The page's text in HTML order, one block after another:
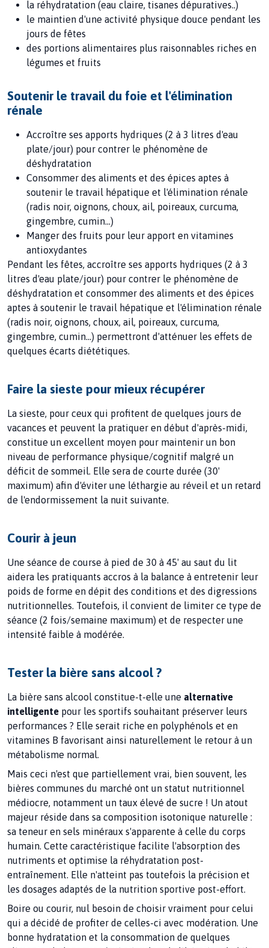
la réhydratation (eau claire, tisanes dépuratives..)
le maintien d'une activité physique douce pendant les
jours de fêtes
des portions alimentaires plus raisonnables riches en
légumes et fruits
Soutenir le travail du foie et l'élimination
rénale
Accroître ses apports hydriques (2 à 3 litres d'eau
plate/jour) pour contrer le phénomène de
déshydratation
Consommer des aliments et des épices aptes à
soutenir le travail hépatique et l'élimination rénale
(radis noir, oignons, choux, ail, poireaux, curcuma,
gingembre, cumin...)
Manger des fruits pour leur apport en vitamines
antioxydantes
Pendant les fêtes, accroître ses apports hydriques (2 à 3
litres d'eau plate/jour) pour contrer le phénomène de
déshydratation et consommer des aliments et des épices
aptes à soutenir le travail hépatique et l'élimination rénale
(radis noir, oignons, choux, ail, poireaux, curcuma,
gingembre, cumin...) permettront d'atténuer les effets de
quelques écarts diététiques.
Faire la sieste pour mieux récupérer
La sieste, pour ceux qui profitent de quelques jours de
vacances et peuvent la pratiquer en début d'après-midi,
constitue un excellent moyen pour maintenir un bon
niveau de performance physique/cognitif malgré un
déficit de sommeil. Elle sera de courte durée (30'
maximum) afin d'éviter une léthargie au réveil et un retard
de l'endormissement la nuit suivante.
Courir à jeun
Une séance de course à pied de 30 à 45' au saut du lit
aidera les pratiquants accros à la balance à entretenir leur
poids de forme en dépit des conditions et des digressions
nutritionnelles. Toutefois, il convient de limiter ce type de
séance (2 fois/semaine maximum) et de respecter une
intensité faible à modérée.
Tester la bière sans alcool ?
La bière sans alcool constitue-t-elle une alternative
intelligente pour les sportifs souhaitant préserver leurs
performances ? Elle serait riche en polyphénols et en
vitamines B favorisant ainsi naturellement le retour à un
métabolisme normal.
Mais ceci n'est que partiellement vrai, bien souvent, les
bières communes du marché ont un statut nutritionnel
médiocre, notamment un taux élevé de sucre ! Un atout
majeur réside dans sa composition isotonique naturelle :
sa teneur en sels minéraux s'apparente à celle du corps
humain. Cette caractéristique facilite l'absorption des
nutriments et optimise la réhydratation post-
entraînement. Elle n'atteint pas toutefois la précision et
les dosages adaptés de la nutrition sportive post-effort.
Boire ou courir, nul besoin de choisir vraiment pour celui
qui a décidé de profiter de celles-ci avec modération. Une
bonne hydratation et la consommation de quelques